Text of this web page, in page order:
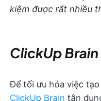
kiệm được rất nhiều
ClickUp Brain
Để tối ưu hóa việc
ClickUp Brain tận